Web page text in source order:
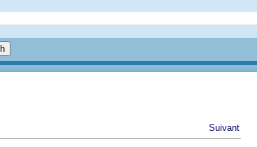
Suivant